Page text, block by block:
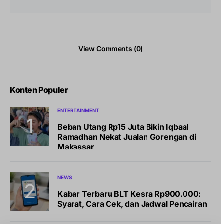
View Comments (0)
Konten Populer
ENTERTAINMENT
Beban Utang Rp15 Juta Bikin Iqbaal
Ramadhan Nekat Jualan Gorengan di
Makassar
NEWS
Kabar Terbaru BLT Kesra Rp900.000:
Syarat, Cara Cek, dan Jadwal Pencairan